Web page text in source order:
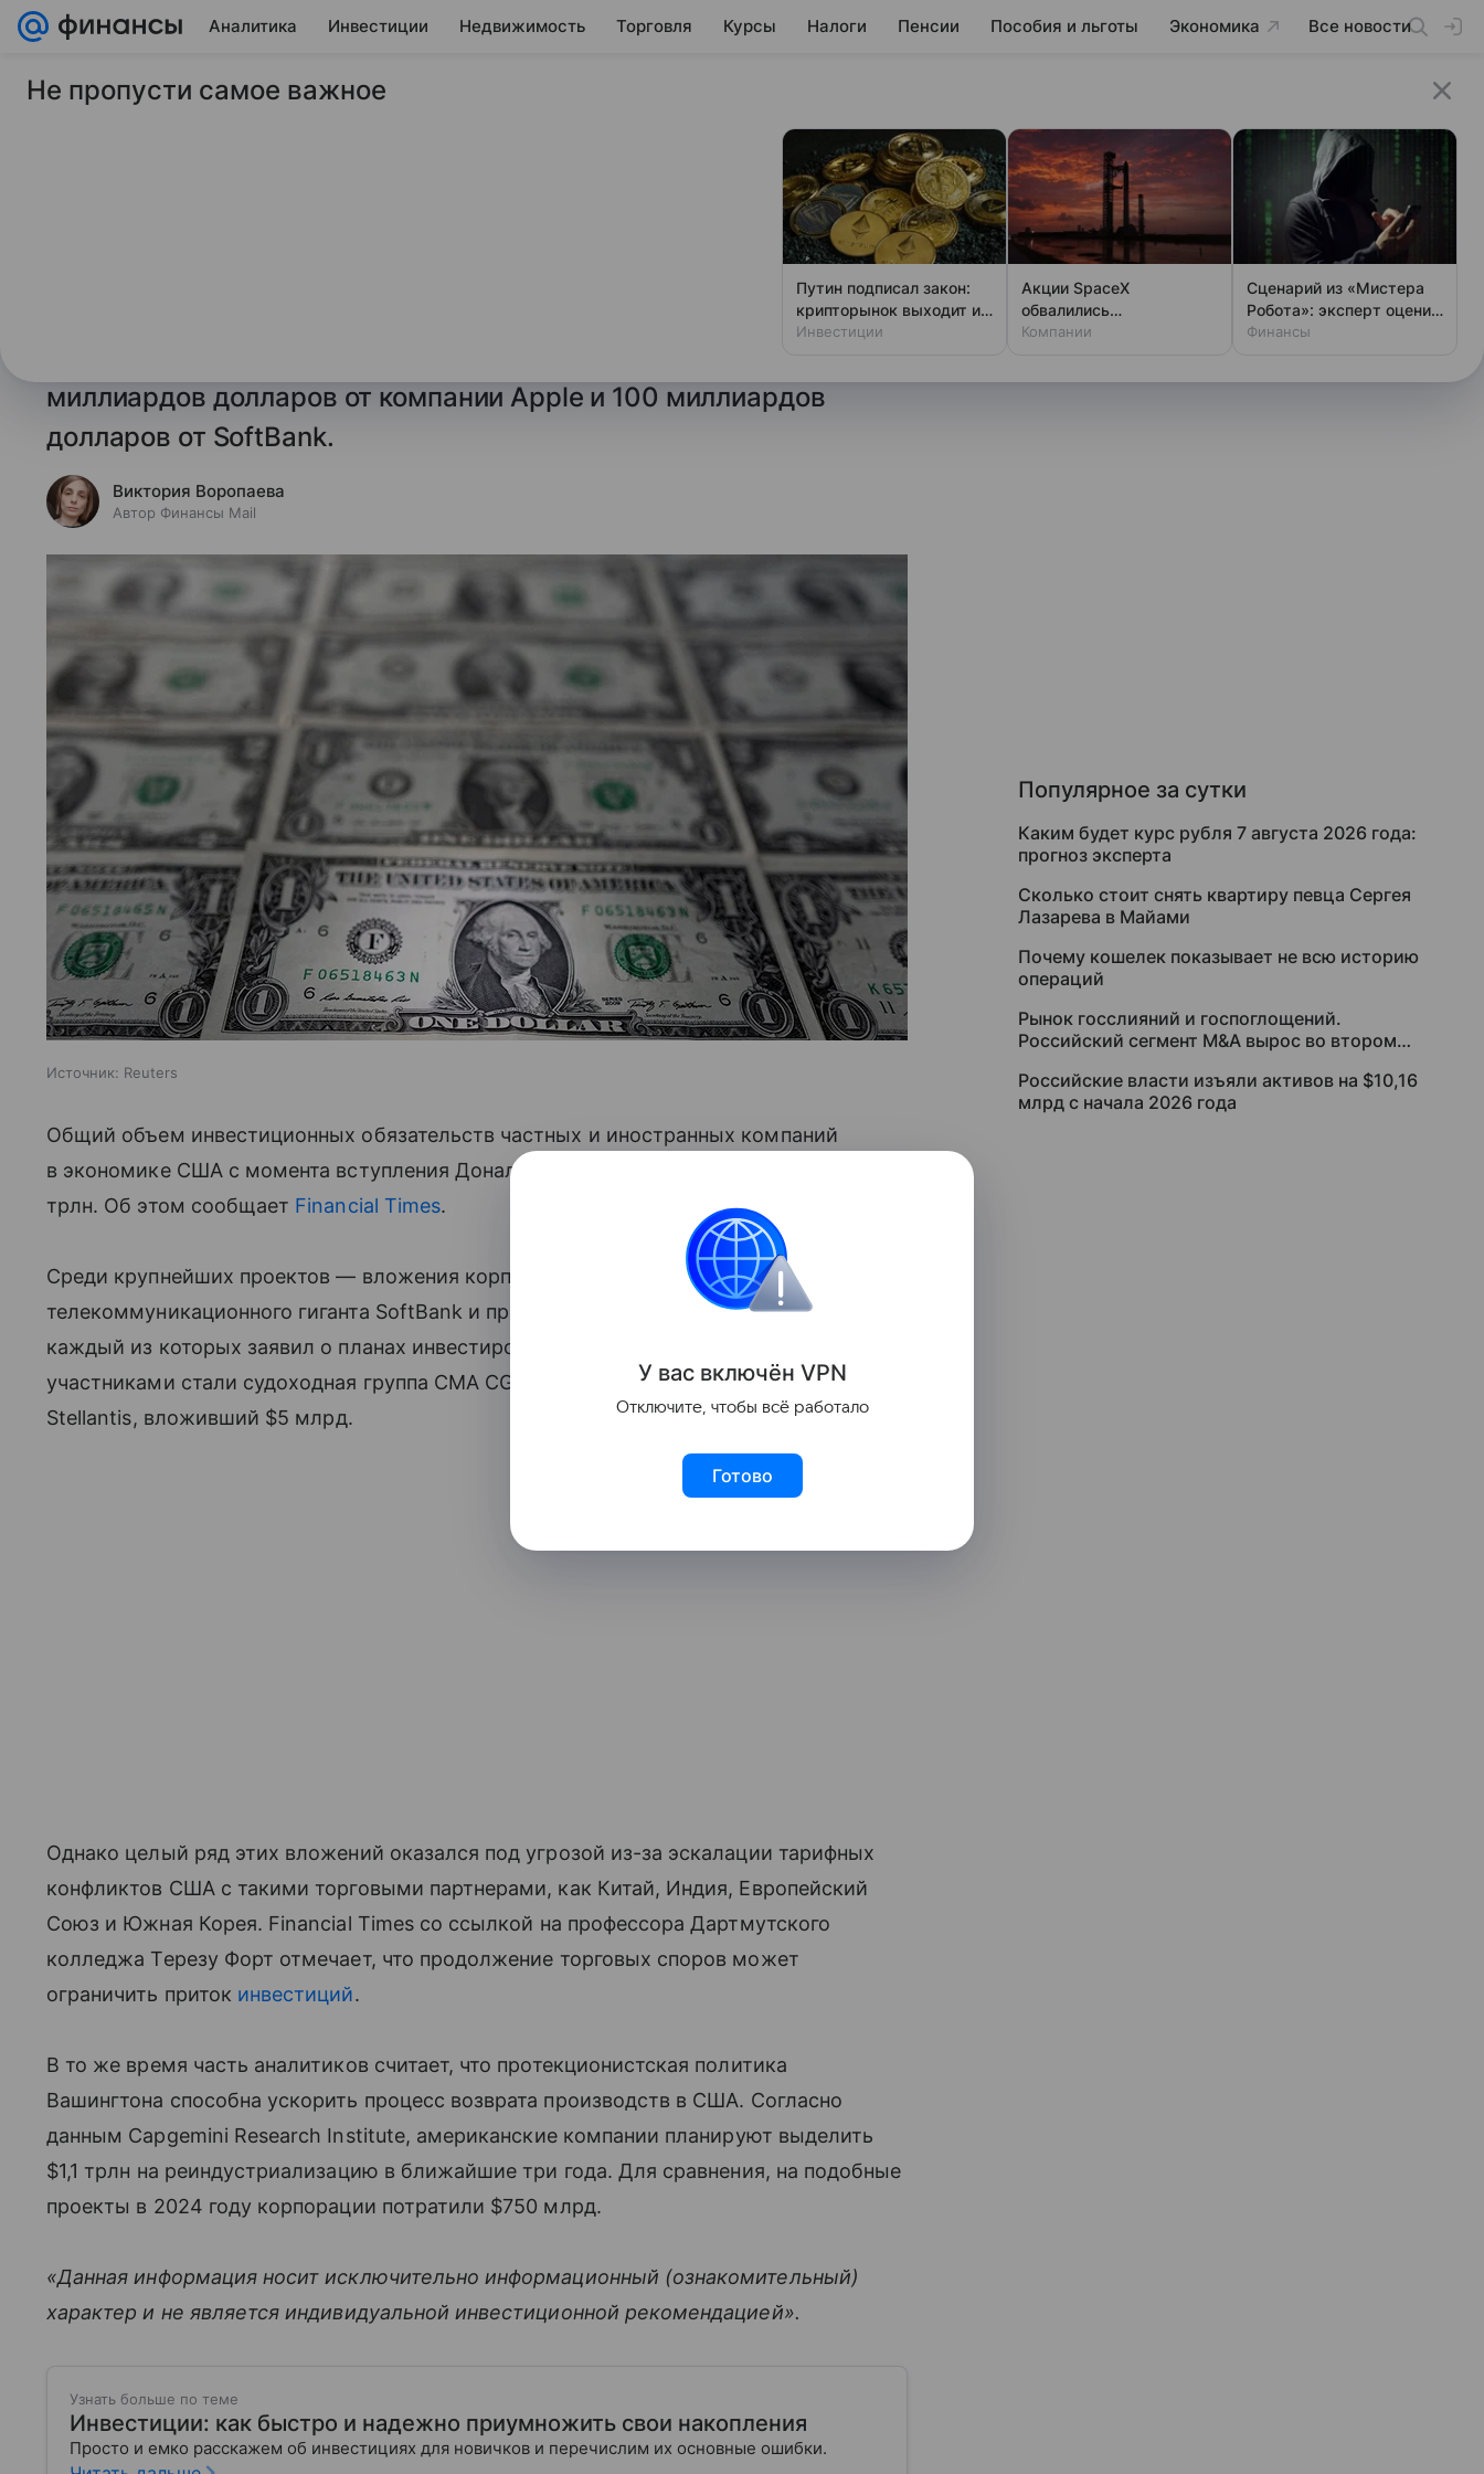
Аналитика Инвестиции Недвижимость Торговля Курсы Налоги Пенсии Пособия и льготы Экономика Все новости
8 апреля 2025 Финансы Mail
Согласно данным газеты The Financial Times, среди наиболее
миллиардов долларов от компании Apple и 100 миллиардов
долларов от SoftBank.
Виктория Воропаева
Автор Финансы Mail
Источник: Reuters
Общий объем инвестиционных обязательств частных и иностранных компаний
в экономике США с момента вступления Дональда Трампа в должность достиг $1,9
трлн. Об этом сообщает Financial Times.
Среди крупнейших проектов — вложения корпорации Apple в размере $500 млрд,
телекоммуникационного гиганта SoftBank и производителя полупроводников TSMC,
каждый из которых заявил о планах инвестировать $100 млрд. Другими крупными
участниками стали судоходная группа CMA CGM с $20 млрд и автопроизводитель
Stellantis, вложивший $5 млрд.
Однако целый ряд этих вложений оказался под угрозой из-за эскалации тарифных
конфликтов США с такими торговыми партнерами, как Китай, Индия, Европейский
Союз и Южная Корея. Financial Times со ссылкой на профессора Дартмутского
колледжа Терезу Форт отмечает, что продолжение торговых споров может
ограничить приток инвестиций.
В то же время часть аналитиков считает, что протекционистская политика
Вашингтона способна ускорить процесс возврата производств в США. Согласно
данным Capgemini Research Institute, американские компании планируют выделить
$1,1 трлн на реиндустриализацию в ближайшие три года. Для сравнения, на подобные
проекты в 2024 году корпорации потратили $750 млрд.
«Данная информация носит исключительно информационный (ознакомительный)
характер и не является индивидуальной инвестиционной рекомендацией».
Узнать больше по теме
Инвестиции: как быстро и надежно приумножить свои накопления
Просто и емко расскажем об инвестициях для новичков и перечислим их основные ошибки.
Популярное за сутки
Каким будет курс рубля 7 августа 2026 года:
прогноз эксперта
Сколько стоит снять квартиру певца Сергея
Лазарева в Майами
Почему кошелек показывает не всю историю
операций
Рынок госслияний и госпоглощений.
Российский сегмент M&A вырос во втором
Российские власти изъяли активов на $10,16
млрд с начала 2026 года
Не пропусти самое важное
Путин подписал закон:
крипторынок выходит из
тени
Инвестиции
Акции SpaceX
обвалились
одновременно с аварией
Компании
Сценарий из «Мистера
Робота»: эксперт оценил
шансы хакеров
Финансы
У вас включён VPN
Отключите, чтобы всё работало
Готово